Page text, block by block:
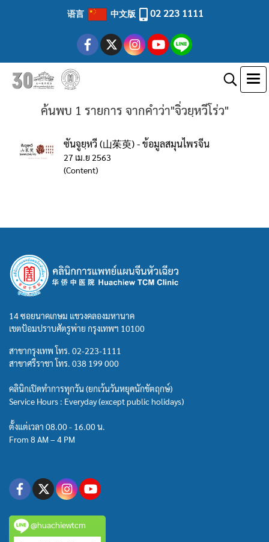
语言 中文版 02 223 1111
ค้นพบ 1 รายการ จากคำว่า"จิ่วยฺหวีโร่ว"
ซันจูยฺหวี (山茱萸) - ข้อมูลสมุนไพรจีน
27 เม.ย 2563
(Content)
14 ซอยนาคเกษม แขวงคลองมหานาค
เขตป้อมปราบศัตรูพ่าย กรุงเทพฯ 10100
สาขากรุงเทพ โทร. 02-223-1111
สาขาศรีราชา โทร. 038 199 000
คลินิกเปิดทำการทุกวัน (ยกเว้นวันหยุดนักขัตฤกษ์)
Service Hours : Everyday (except public holidays)
ตั้งแต่เวลา 08.00 - 16.00 น.
From 8 AM – 4 PM
@huachiewtcm